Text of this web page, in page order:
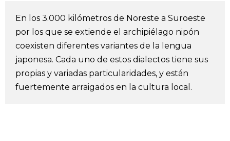
Vida
Guía de Japón
Vídeos e imágenes
En los 3.000 kilómetros de Noreste a Suroeste
por los que se extiende el archipiélago nipón
coexisten diferentes variantes de la lengua
japonesa. Cada uno de estos dialectos tiene sus
propias y variadas particularidades, y están
fuertemente arraigados en la cultura local.